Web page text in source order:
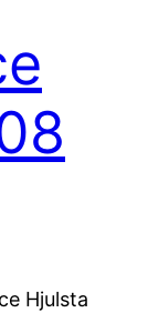
Hjulsta